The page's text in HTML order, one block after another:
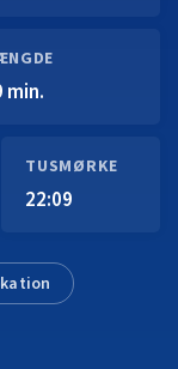
min.
TUSMØRKE
22:09